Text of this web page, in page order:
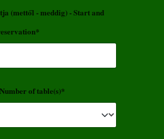
(mettől - meddig) - Start and
of table(s)*